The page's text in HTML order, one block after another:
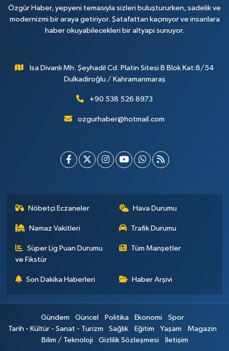
Özgür Haber, yepyeni temasıyla sizleri buluştururken, sadelik ve
modernizmi bir araya getiriyor. Şatafattan kaçınıyor ve insanlara
haber okuyabilecekleri bir altyapı sunuyor.
İsa Divanlı Mh. Şeyhadil Cd. Platin Sitesi B Blok Kat:8/54
Dulkadiroğlu / Kahramanmaraş
+90 538 526 8973
ozgurhaber@hotmail.com
Nöbetçi Eczaneler Hava Durumu
Namaz Vakitleri Trafik Durumu
Süper Lig Puan Durumu
ve Fikstür
Tüm Manşetler
Son Dakika Haberleri Haber Arşivi
Gündem Güncel Politika Ekonomi
Spor
Tarih - Kültür - Sanat - Turizm
Sağlık Eğitim Yaşam
Magazin
Bilim / Teknoloji
Gizlilik Sözleşmesi İletişim